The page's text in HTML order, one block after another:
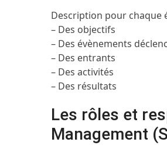
Description pour chaque
– Des objectifs
– Des évènements
– Des entrants
– Des activités
– Des résultats
Les rôles et
Management